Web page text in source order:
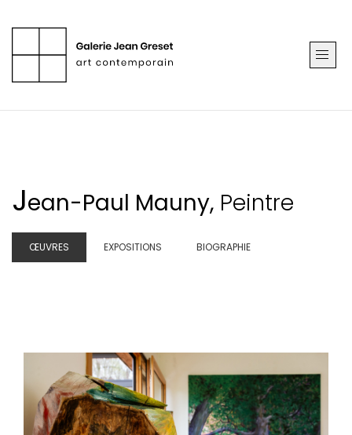
Jean-Paul Mauny, Peintre
ŒUVRES EXPOSITIONS BIOGRAPHIE